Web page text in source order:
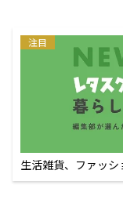
注目
生活雑貨、ファッ
えるECサイト